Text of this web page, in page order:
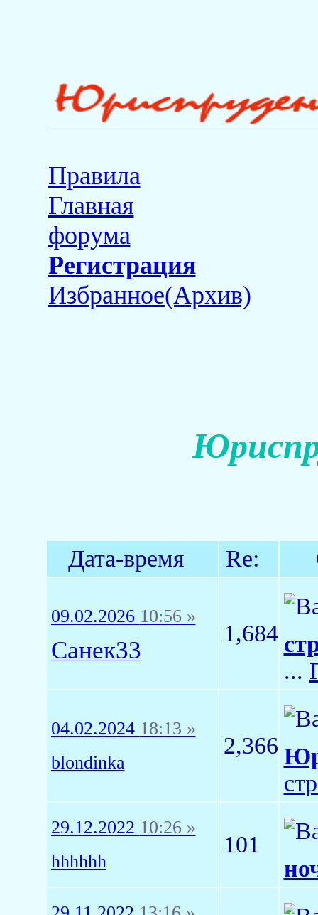
Правила
Главная
форума
Регистрация
Избранное(Архив)
Дата-время Re:
09.02.2026 10:56 »
Санек33
1,684
...
04.02.2024 18:13 »
blondinka
2,366
29.12.2022 10:26 »
hhhhhh
101